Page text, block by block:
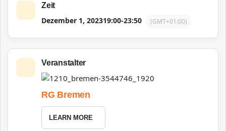
Zeit
Dezember 1, 202319:00-23:50 (GMT+01:00)
Veranstalter
RG Bremen
LEARN MORE